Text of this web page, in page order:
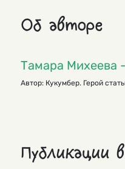
Об авторе
Тамара Михеева
Автор: Кукумбер. Герой
Публикации